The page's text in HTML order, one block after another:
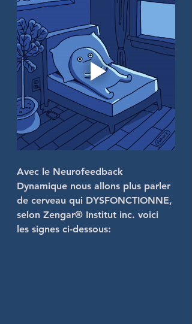
Avec le Neurofeedback
Dynamique nous allons plus parler
de cerveau qui DYSFONCTIONNE,
selon Zengar® Institut inc. voici
les signes ci-dessous: